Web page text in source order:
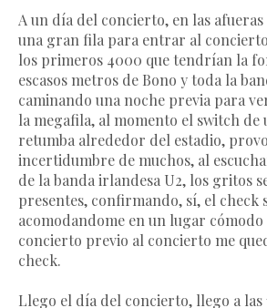
A un día del concierto, en las afueras
una gran fila para entrar al
los primeros 4000 que tendrían la
escasos metros de Bono y toda la
caminando una noche previa para
la megafila, al momento el switch de
retumba alrededor del estadio,
incertidumbre de muchos, al
de la banda irlandesa U2, los gritos
presentes, confirmando, sí, el check
acomodandome en un lugar
concierto previo al concierto me
check.
Llego el día del concierto, llego a las